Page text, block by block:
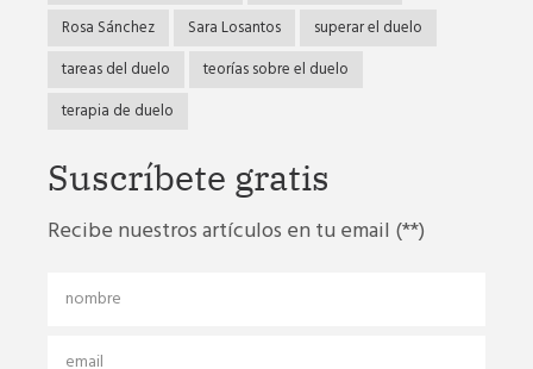
Rosa Sánchez
Sara Losantos
superar el duelo
tareas del duelo
teorías sobre el duelo
terapia de duelo
Suscríbete gratis
Recibe nuestros artículos en tu email (**)